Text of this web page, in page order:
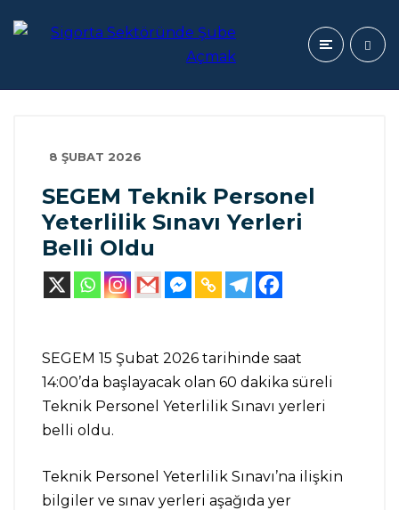
8 ŞUBAT 2026
SEGEM Teknik Personel
Yeterlilik Sınavı Yerleri
Belli Oldu
SEGEM 15 Şubat 2026 tarihinde saat
14:00’da başlayacak olan 60 dakika süreli
Teknik Personel Yeterlilik Sınavı yerleri
belli oldu.
Teknik Personel Yeterlilik Sınavı’na ilişkin
bilgiler ve sınav yerleri aşağıda yer